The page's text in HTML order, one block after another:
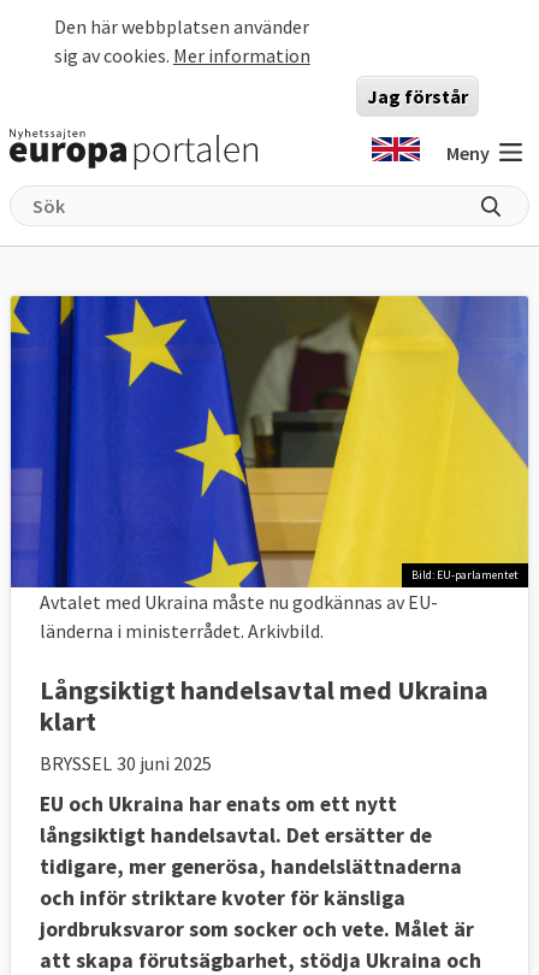
Den här webbplatsen använder
sig av cookies. Mer information
Jag förstår
Meny
Bild: EU-parlamentet
Avtalet med Ukraina måste nu godkännas av EU-
länderna i ministerrådet. Arkivbild.
Långsiktigt handelsavtal med Ukraina
klart
BRYSSEL 30 juni 2025
EU och Ukraina har enats om ett nytt
långsiktigt handelsavtal. Det ersätter de
tidigare, mer generösa, handelslättnaderna
och inför striktare kvoter för känsliga
jordbruksvaror som socker och vete. Målet är
att skapa förutsägbarhet, stödja Ukraina och